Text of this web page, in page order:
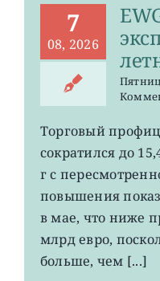
7
08, 2026
Торговый
сократился до
г с
повышения
в мае, что ниже
млрд евро,
больше, чем [...]